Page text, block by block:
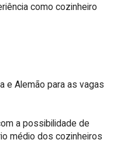
como cozinheiro
e Alemão para as vagas
a possibilidade de
médio dos cozinheiros